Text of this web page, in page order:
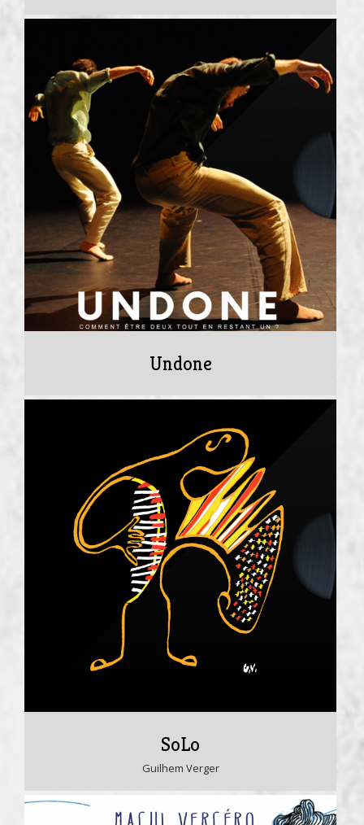
Undone
SoLo
Guilhem Verger